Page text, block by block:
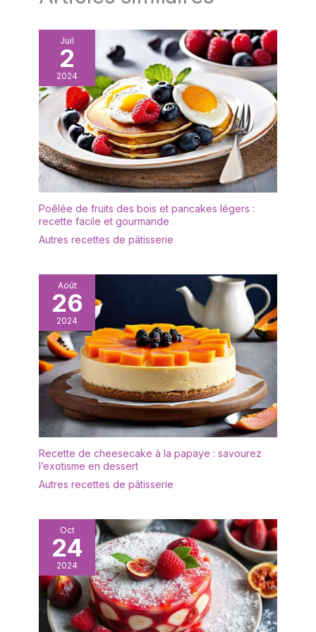
couvercle transparent qui
vous permet de bien voir
les aliments à l'intérieur
et qui empêche
efficacement la poussière
ou les insectes de
tomber sur les aliments. Il
est idéal pour le thé de
l'après-midi, les fêtes
d'anniversaire et les
repas de famille.
✔[Présentoir à gâteaux
de haute qualité] : le
multifonctionnel est
BPA, sain et écologique,
vous pouvez donc
l'utiliser sans hésitation.
Le présentoir à gâteaux
est transparent et
élégant, léger et facile à
transporter, et sûr à
utiliser. Il est idéal comme
cadeau de bienvenue
pour vos amis et voisins,
comme cadeau de
fiançailles ou comme
cadeau d'anniversaire.
présentoir à gâteaux est
n'absorbe ni les odeurs ni
les taches. Il peut être
rincé avec un peu de
liquide vaisselle et d'eau
et est très facile à
entretenir. Afin de
prolonger sa durée de
Juil
2
2024
Poêlée de fruits des bois et pancakes légers :
recette facile et gourmande
Autres recettes de pâtisserie
Août
26
2024
Recette de cheesecake à la papaye : savourez
l’exotisme en dessert
Autres recettes de pâtisserie
Oct
24
2024